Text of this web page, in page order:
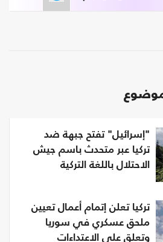
"إسرائيل" تفتح جبهة ضد
تركيا عبر متحدث باسم جيش
الاحتلال باللغة التركية
تركيا تعلن إتمام أعمال تعيين
ملحق عسكري في سوريا
وتعلق على الاعتداءات